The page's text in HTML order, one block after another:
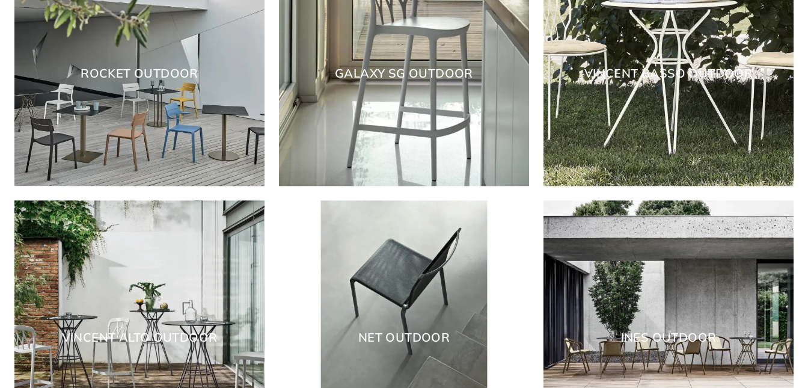
ROCKET OUTDOOR GALAXY SG OUTDOOR VINCENT BASSO OUTDOOR
VINCENT ALTO OUTDOOR NET OUTDOOR INES OUTDOOR